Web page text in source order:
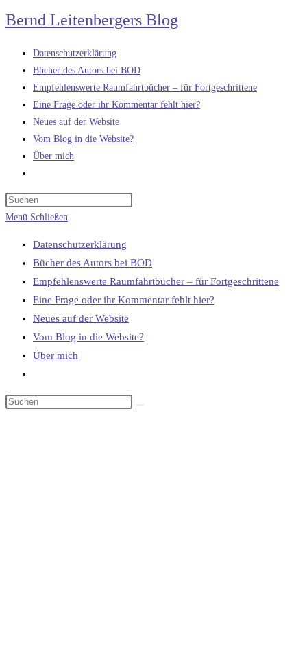
Zum
Inhalt
springen
Bernd Leitenbergers Blog
Datenschutzerklärung
Bücher des Autors bei BOD
Empfehlenswerte Raumfahrtbücher – für Fortgeschrittene
Eine Frage oder ihr Kommentar fehlt hier?
Neues auf der Website
Vom Blog in die Website?
Über mich
umschalten
Menü Schließen
Datenschutzerklärung
Bücher des Autors bei BOD
Empfehlenswerte Raumfahrtbücher – für Fortgeschrittene
Eine Frage oder ihr Kommentar fehlt hier?
Neues auf der Website
Vom Blog in die Website?
Über mich
umschalten